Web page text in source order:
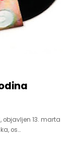
13. marta
os…